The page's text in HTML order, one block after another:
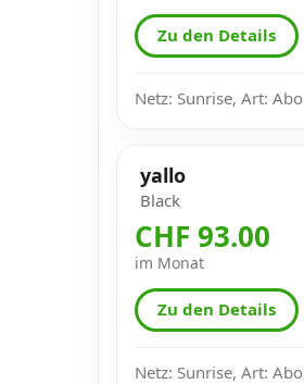
Zu den Details
Netz: Sunrise, Art: Abo
yallo
Black
CHF 93.00
im Monat
Zu den Details
Netz: Sunrise, Art: Abo